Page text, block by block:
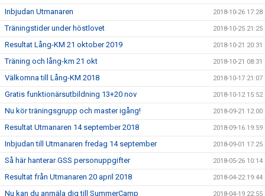
Inbjudan Utmanaren 2018-10-26 17:28
Träningstider under höstlovet 2018-10-25 21:25
Resultat Lång-KM 21 oktober 2019 2018-10-21 20:31
Träning och lång-km 21 okt 2018-10-21 08:31
Välkomna till Lång-KM 2018 2018-10-17 21:07
Gratis funktionärsutbildning 13+20 nov 2018-10-12 15:52
Nu kör träningsgrupp och master igång! 2018-09-21 12:00
Resultat Utmanaren 14 september 2018 2018-09-16 19:59
Inbjudan till Utmanaren fredag 14 september 2018-09-01 17:25
Så här hanterar GSS personuppgifter 2018-05-26 10:14
Resultat från Utmanaren 20 april 2018 2018-04-22 19:44
Nu kan du anmäla dig till SummerCamp 2018-04-19 22:55